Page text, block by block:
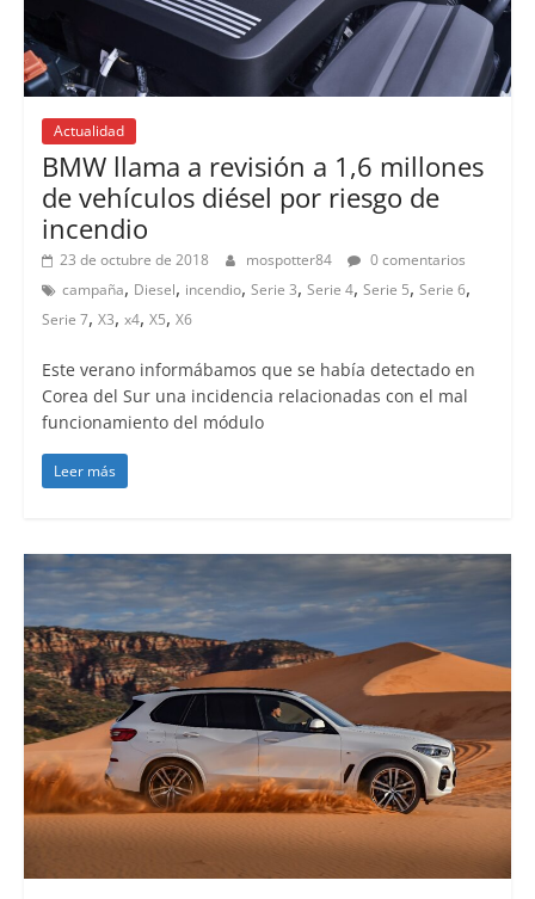
Actualidad
BMW llama a revisión a 1,6 millones
de vehículos diésel por riesgo de
incendio
23 de octubre de 2018 mospotter84
0 comentarios
campaña, Diesel, incendio, Serie 3, Serie 4, Serie 5, Serie 6,
Serie 7, X3, x4, X5, X6
Este verano informábamos que se había detectado en
Corea del Sur una incidencia relacionadas con el mal
funcionamiento del módulo
Leer más